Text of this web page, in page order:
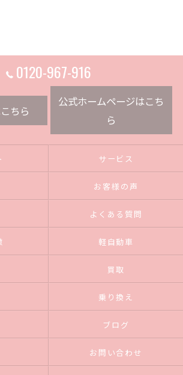
0120-967-916
ちら
公式ホームページはこち
ら
サービス
お客様の声
よくある質問
軽自動車
買取
乗り換え
ブログ
お問い合わせ